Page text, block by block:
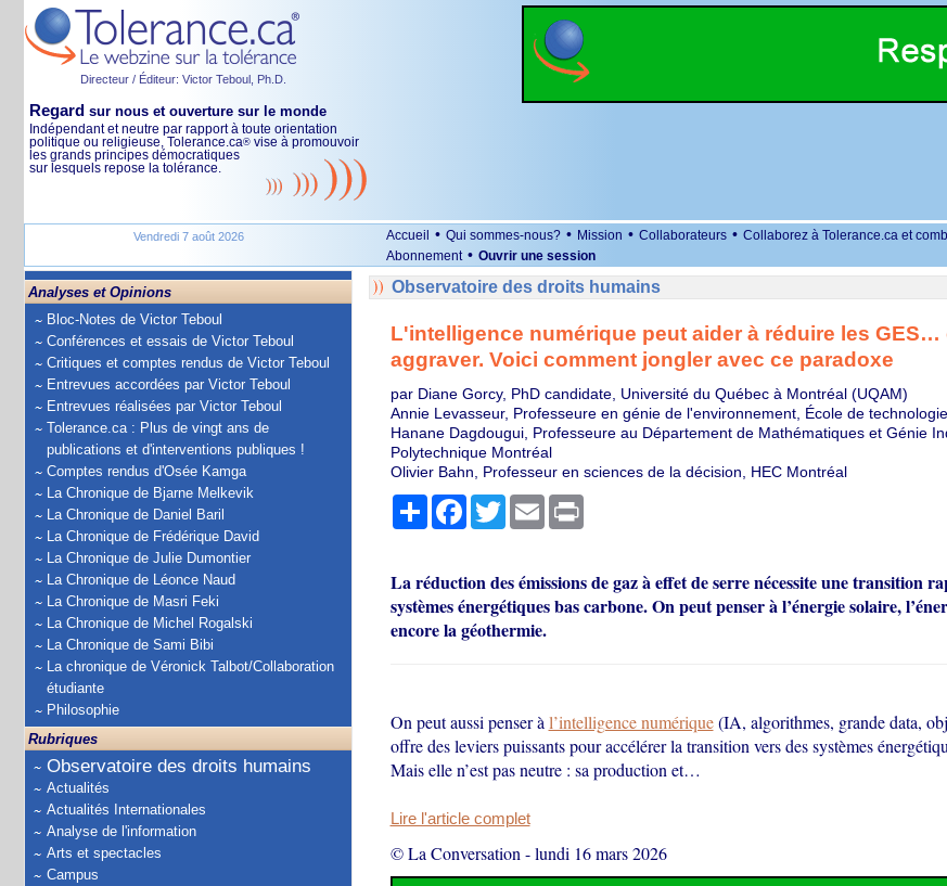
Directeur / Éditeur: Victor Teboul, Ph.D.
Regard sur nous et ouverture sur le monde
Indépendant et neutre par rapport à toute orientation
politique ou religieuse, Tolerance.ca® vise à promouvoir
les grands principes démocratiques
sur lesquels repose la tolérance.
Vendredi 7 août 2026 Accueil • Qui sommes-nous? • Mission • Collaborateurs • Collaborez à Tolerance.ca et
Abonnement • Ouvrir une session
Analyses et Opinions
Bloc-Notes de Victor Teboul
Conférences et essais de Victor Teboul
Critiques et comptes rendus de Victor Teboul
Entrevues accordées par Victor Teboul
Entrevues réalisées par Victor Teboul
Tolerance.ca : Plus de vingt ans de
publications et d'interventions publiques !
Comptes rendus d'Osée Kamga
La Chronique de Bjarne Melkevik
La Chronique de Daniel Baril
La Chronique de Frédérique David
La Chronique de Julie Dumontier
La Chronique de Léonce Naud
La Chronique de Masri Feki
La Chronique de Michel Rogalski
La Chronique de Sami Bibi
La chronique de Véronick Talbot/Collaboration
étudiante
Philosophie
Rubriques
Observatoire des droits humains
Actualités
Actualités Internationales
Analyse de l'information
Arts et spectacles
Campus
Observatoire des droits humains
L'intelligence numérique peut aider à réduire les GES…
aggraver. Voici comment jongler avec ce paradoxe
par Diane Gorcy, PhD candidate, Université du Québec à Montréal (UQAM)
Annie Levasseur, Professeure en génie de l'environnement, École de
Hanane Dagdougui, Professeure au Département de Mathématiques et Génie
Polytechnique Montréal
Olivier Bahn, Professeur en sciences de la décision, HEC Montréal
PartagerFacebook
TwitterEmail Print
La réduction des émissions de gaz à effet de serre nécessite une transition
systèmes énergétiques bas carbone. On peut penser à l’énergie solaire,
encore la géothermie.
On peut aussi penser à l’intelligence numérique(IA, algorithmes, grande data,
offre des leviers puissants pour accélérer la transition vers des systèmes
Mais elle n’est pas neutre : sa production et…
Lire l'article complet
© La Conversation -lundi 16 mars 2026